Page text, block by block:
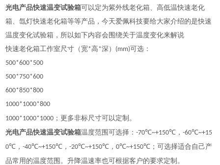
光电产品快速温变试验箱可以定为紫外线老化箱、高低温快速老化
箱、氙灯快速老化箱等等产品，今天爱佩科技要给大家介绍的是快速
温度变化试验箱，所以如下内容会围绕关于温度变化来解说
快速老化箱工作室尺寸（宽*高*深） (mm)可选：
500*600*500
500*750*600
600*850*800
1000*1000*800
1000*1000*1000 ；更多非标尺寸可以定制。
光电产品快速温变试验箱温度范围可选择：-70℃~+150℃ ，-60℃~+15
0℃ ，-40℃~+150℃ ，-20℃~+150℃ ，0℃~+150℃ ；可选择适合自己产
品常用的温度范围。升降温速率也可根据客户的要求定制。